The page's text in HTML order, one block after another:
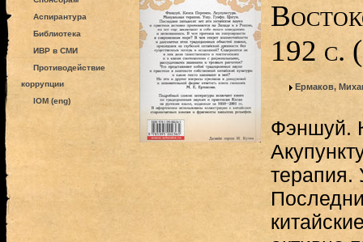
Аспирантура
Библиотека
ИВР в СМИ
Противодействие
коррупции
IOM (eng)
192 с.
Ермаков,
Фэншуй.
терапия.